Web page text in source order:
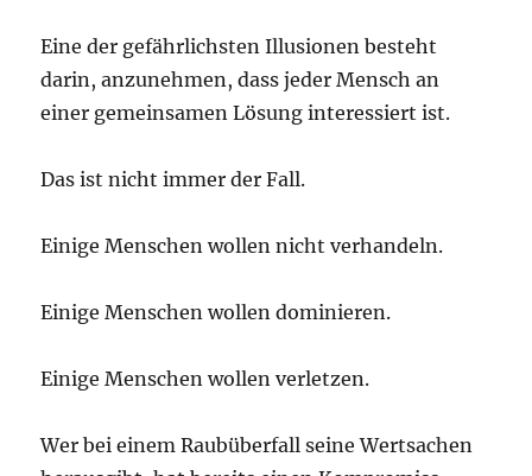
Eine der gefährlichsten Illusionen besteht
darin, anzunehmen, dass jeder Mensch an
einer gemeinsamen Lösung interessiert ist.
Das ist nicht immer der Fall.
Einige Menschen wollen nicht verhandeln.
Einige Menschen wollen dominieren.
Einige Menschen wollen verletzen.
Wer bei einem Raubüberfall seine Wertsachen